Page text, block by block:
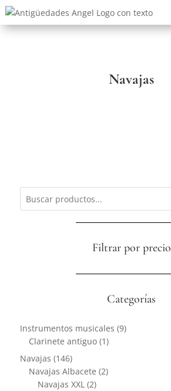
Navajas
Filtrar por precio
Categorías
Instrumentos musicales 99
Clarinete antiguo 11
Navajas 146146
productos
Navajas Albacete 22
Navajas XXL 22